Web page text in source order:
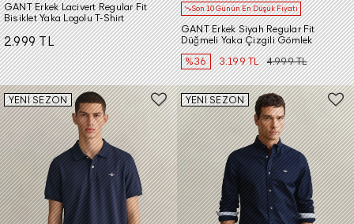
GANT Erkek Lacivert Regular Fit
Bisiklet Yaka Logolu T-Shirt
2.999 TL
Son 10 Günün En Düşük Fiyatı
GANT Erkek Siyah Regular Fit
Düğmeli Yaka Çizgili Gömlek
%36
3.199 TL 4.999 TL
YENİ SEZON YENİ SEZON